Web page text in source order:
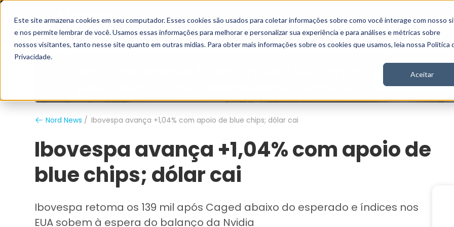
Este site armazena cookies em seu computador. Esses cookies são usados para coletar informações sobre como você interage com nosso
e nos permite lembrar de você. Usamos essas informações para melhorar e personalizar sua experiência e para análises e métricas sobre
nossos visitantes, tanto nesse site quanto em outras mídias. Para obter mais informações sobre os cookies que usamos, leia nossa Política
Privacidade.
Aceitar
Grupo Nord Analistas Vídeos Stories Inscreva-se
Nord News Ibovespa avança +1,04% com apoio de blue chips; dólar cai
Ibovespa avança +1,04% com apoio de
blue chips; dólar cai
Ibovespa retoma os 139 mil após Caged abaixo do esperado e índices nos
EUA sobem à espera do balanço da Nvidia